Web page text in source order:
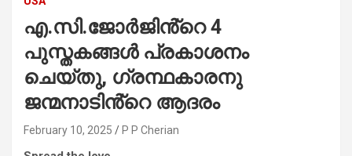
എ.സി.ജോർജിൻ്റെ 4
പുസ്തകങ്ങൾ പ്രകാശനം
ചെയ്തു, ഗ്രന്ഥകാരനു
ജന്മനാടിൻ്റെ ആദരം
February 10, 2025 P P Cherian